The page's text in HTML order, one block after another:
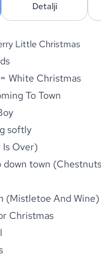
Detalji
Little Christmas
White Christmas
To Town
softly
Is Over)
town
(Mistletoe And Wine)
Christmas